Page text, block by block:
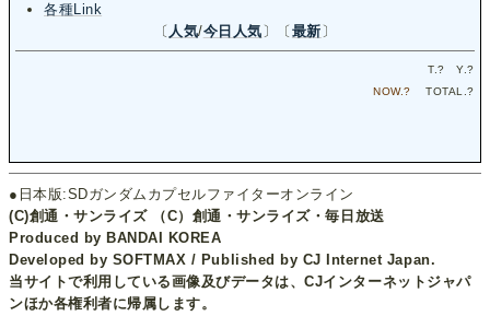
各種Link
〔 人気/今日人気 〕〔 最新 〕
T.? Y.?
NOW.? TOTAL.?
●日本版:SDガンダムカプセルファイターオンライン
(C)創通・サンライズ （C）創通・サンライズ・毎日放送
Produced by BANDAI KOREA
Developed by SOFTMAX / Published by CJ Internet Japan.
当サイトで利用している画像及びデータは、CJインターネットジャパ
ンほか各権利者に帰属します。